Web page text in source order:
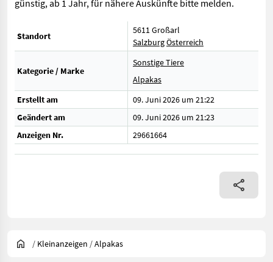
günstig, ab 1 Jahr, für nähere Auskünfte bitte melden.
Standort
5611 Großarl
SalzburgÖsterreich
Kategorie / Marke
Sonstige Tiere
Alpakas
Erstellt am
09. Juni 2026 um 21:22
Geändert am
09. Juni 2026 um 21:23
Anzeigen Nr.
29661664
/ Kleinanzeigen /Alpakas